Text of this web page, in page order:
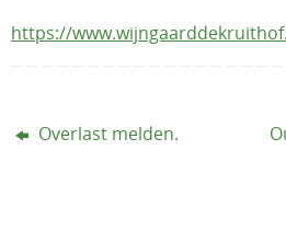
https://
Overlast melden.